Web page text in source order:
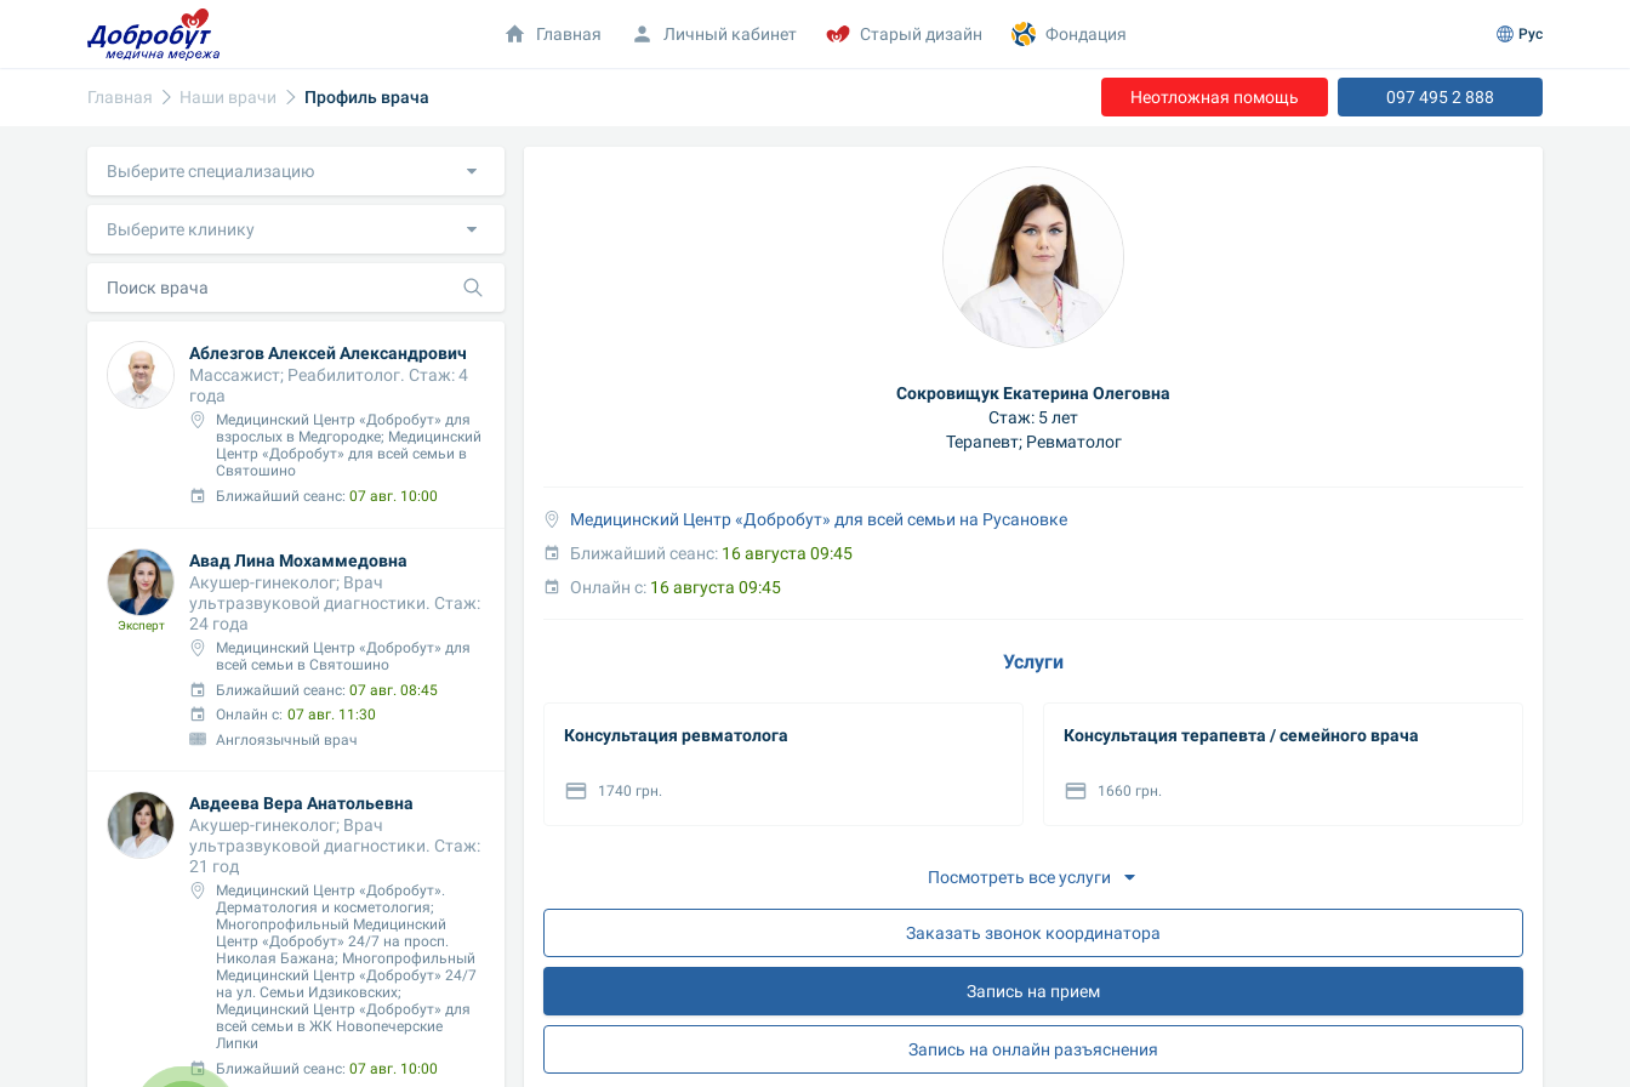
Главная Наши врачи Профиль врача Неотложная помощь 097 495 2 888
Выберите специализацию
Выберите клинику
Аблезгов Алексей Александрович
Массажист; Реабилитолог. Стаж: 4
года
Медицинский Центр «Добробут» для
взрослых в Медгородке; Медицинский
Центр «Добробут» для всей семьи в
Святошино
Ближайший сеанс: 07 авг. 10:00
Эксперт
Авад Лина Мохаммедовна
Акушер-гинеколог; Врач
ультразвуковой диагностики. Стаж:
24 года
Медицинский Центр «Добробут» для
всей семьи в Святошино
Ближайший сеанс: 07 авг. 08:45
Онлайн с: 07 авг. 11:30
Англоязычный врач
Авдеева Вера Анатольевна
Акушер-гинеколог; Врач
ультразвуковой диагностики. Стаж:
21 год
Медицинский Центр «Добробут».
Дерматология и косметология;
Многопрофильный Медицинский
Центр «Добробут» 24/7 на просп.
Николая Бажана; Многопрофильный
Медицинский Центр «Добробут» 24/7
на ул. Семьи Идзиковских;
Медицинский Центр «Добробут» для
всей семьи в ЖК Новопечерские
Липки
Ближайший сеанс: 07 авг. 10:00
Сокровищук Екатерина Олеговна
Стаж: 5 лет
Терапевт; Ревматолог
Медицинский Центр «Добробут» для всей семьи на Русановке
Ближайший сеанс: 16 августа 09:45
Онлайн с: 16 августа 09:45
Услуги
Консультация ревматолога
1740 грн.
Консультация терапевта / семейного врача
1660 грн.
Посмотреть все услуги
Заказать звонок координатора
Запись на прием
Запись на онлайн разъяснения
Главная Личный кабинет Старый дизайн Фондация Рус